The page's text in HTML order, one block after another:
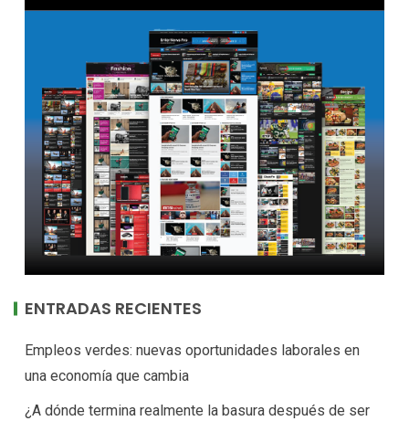
ENTRADAS RECIENTES
Empleos verdes: nuevas oportunidades laborales en
una economía que cambia
¿A dónde termina realmente la basura después de ser